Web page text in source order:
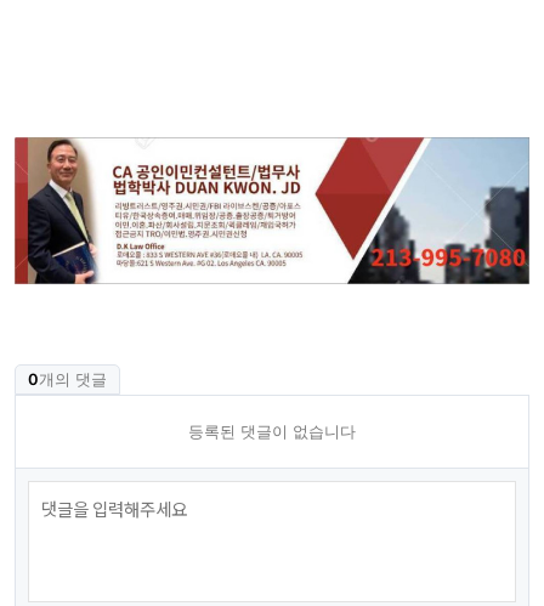
0개의 댓글
등록된 댓글이 없습니다